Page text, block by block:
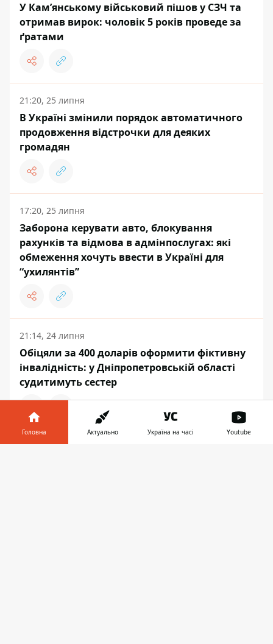
У Кам’янському військовий пішов у СЗЧ та
отримав вирок: чоловік 5 років проведе за
ґратами
21:20, 25 липня
В Україні змінили порядок автоматичного
продовження відстрочки для деяких
громадян
17:20, 25 липня
Заборона керувати авто, блокування
рахунків та відмова в адмінпослугах: які
обмеження хочуть ввести в Україні для
“ухилянтів”
21:14, 24 липня
Обіцяли за 400 доларів оформити фіктивну
інвалідність: у Дніпропетровській області
судитимуть сестер
20:41, 23 липня
Головна Актуально Україна на часі Youtube